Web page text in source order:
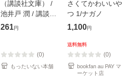
（講談社文庫） /
池井戸 潤 / 講談社
[文庫]【メール便送
261円
(0)
もったいない本舗
さくてかわいいや
つ 1/ナガノ
1,100円
送料無料
(0)
bookfan au PAY マ
ーケット店